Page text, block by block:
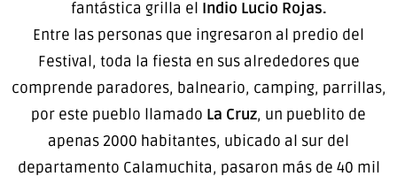
fantástica grilla el Indio Lucio Rojas.
Entre las personas que ingresaron al predio del
Festival, toda la fiesta en sus alrededores que
comprende paradores, balneario, camping, parrillas,
por este pueblo llamado La Cruz, un pueblito de
apenas 2000 habitantes, ubicado al sur del
departamento Calamuchita, pasaron más de 40 mil